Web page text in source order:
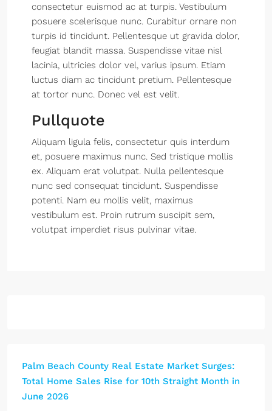
consectetur euismod ac at turpis. Vestibulum
posuere scelerisque nunc. Curabitur ornare non
turpis id tincidunt. Pellentesque ut gravida dolor,
feugiat blandit massa. Suspendisse vitae nisl
lacinia, ultricies dolor vel, varius ipsum. Etiam
luctus diam ac tincidunt pretium. Pellentesque
at tortor nunc. Donec vel est velit.
Pullquote
Aliquam ligula felis, consectetur quis interdum
et, posuere maximus nunc. Sed tristique mollis
ex. Aliquam erat volutpat. Nulla pellentesque
nunc sed consequat tincidunt. Suspendisse
potenti. Nam eu mollis velit, maximus
vestibulum est. Proin rutrum suscipit sem,
volutpat imperdiet risus pulvinar vitae.
Palm Beach County Real Estate Market Surges:
Total Home Sales Rise for 10th Straight Month in
June 2026